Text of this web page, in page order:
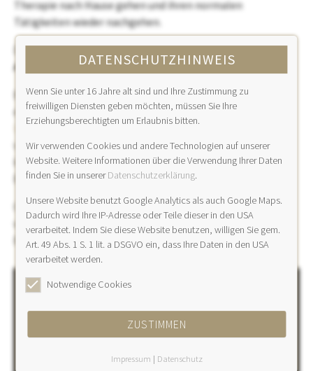
Therapie nach Hause gehen und ihren normalen
Tätigkeiten wieder nachgehen.
Das Closure-Verfahren mittels Radiowellen ist einesanfte
Alternative zum klassischen Venenziehen (Stripping)
Bei dieser innovativen Methode wird die erkrankte
endoluminal (von innen) unter ständiger
Ultraschallkontrolle ausgeschaltet und kann im Körper
verbleiben. Chirurgische Schnitte und massive Blutergüsse
können vermieden werden. Der Eingriff ist in örtlicher
Betäubung durchführbar.
Ob diese Methode für IhrKrampfaderleidengeeignet ist,
wird in einem ausführlichen Untersuchungs- und
Beratungsgespräch erörtert.
DATENSCHUTZHINWEIS
Wenn Sie unter 16 Jahre alt sind und Ihre Zustimmung zu
freiwilligen Diensten geben möchten, müssen Sie Ihre
Erziehungsberechtigten um Erlaubnis bitten.
Wir verwenden Cookies und andere Technologien auf unserer
Website. Weitere Informationen über die Verwendung Ihrer Daten
finden Sie in unsererDatenschutzerklärung.
Unsere Website benutzt Google Analytics als auch Google Maps.
Dadurch wird Ihre IP-Adresse oder Teile dieser in den USA
verarbeitet. Indem Sie diese Website benutzen, willigen Sie gem.
Art. 49 Abs. 1 S. 1 lit. a DSGVO ein, dass Ihre Daten in den USA
verarbeitet werden.
Notwendige Cookies
ZUSTIMMEN
Impressum | Datenschutz